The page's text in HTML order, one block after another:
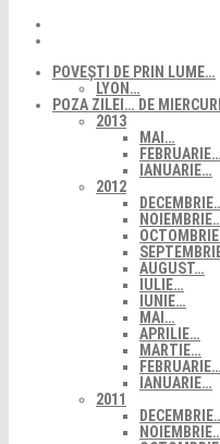
POVEȘTI DE PRIN LUME…
LYON…
POZA ZILEI… DE
2013
MAI…
FEBRUARIE…
IANUARIE…
2012
AUGUST…
IULIE…
IUNIE…
MAI…
APRILIE…
MARTIE…
FEBRUARIE…
IANUARIE…
2011